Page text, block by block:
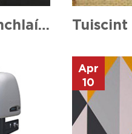
Conas Gliú a Bhaint as Dromchlaí Vinyl: Treoir don Bhaint Críochnaithe
Apr
10